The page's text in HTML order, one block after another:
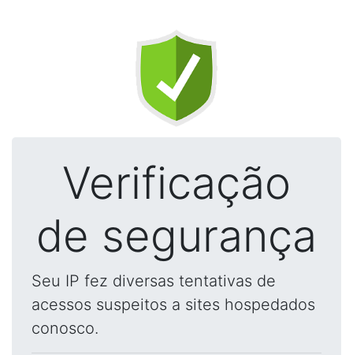
Verificação
de segurança
Seu IP fez diversas tentativas de
acessos suspeitos a sites hospedados
conosco.